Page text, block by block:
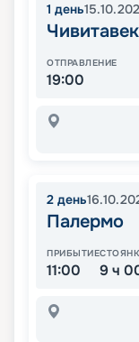
1 день
ОТПРАВЛЕНИЕ
19:00
2 день
Палермо
ПРИБЫТИЕ
11:00 9 ч